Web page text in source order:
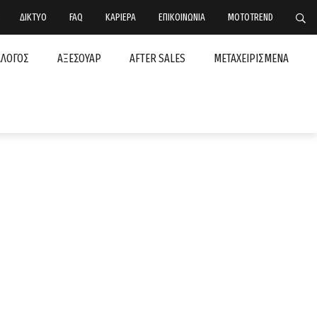
ΔΙΚΤΥΟ FAQ ΚΑΡΙΕΡΑ ΕΠΙΚΟΙΝΩΝΙΑ MOTOTREND
ΑΞΕΣΟΥΑΡ AFTER SALES ΜΕΤΑΧΕΙΡΙΣΜΕΝΑ